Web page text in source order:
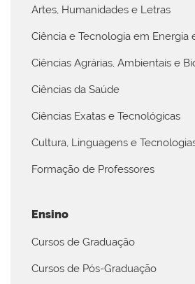
Artes, Humanidades e Letras
Ciência e Tecnologia em Energia
Ciências Agrárias, Ambientais e
Ciências da Saúde
Ciências Exatas e Tecnológicas
Cultura, Linguagens e
Formação de Professores
Ensino
Cursos de Graduação
Cursos de Pós-Graduação